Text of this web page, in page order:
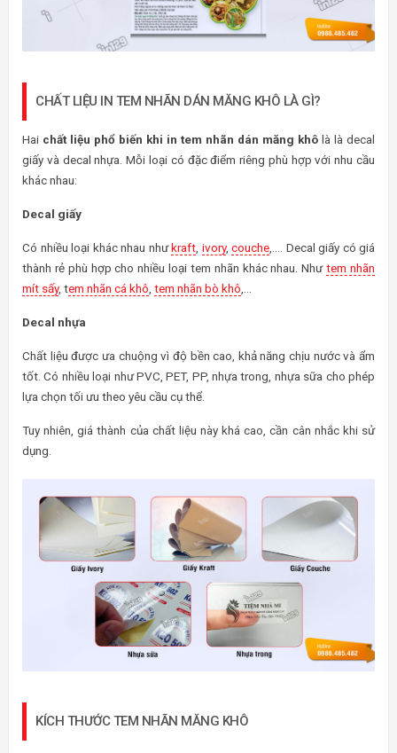
CHẤT LIỆU IN TEM NHÃN DÁN MĂNG KHÔ LÀ GÌ?
Hai chất liệu phổ biến khi in tem nhãn dán măng khô là là decal
giấy và decal nhựa. Mỗi loại có đặc điểm riêng phù hợp với nhu cầu
khác nhau:
Decal giấy
Có nhiều loại khác nhau nhưkraft ivory, couche ,…. Decal giấy có giá
thành rẻ phù hợp cho nhiều loại tem nhãn khác nhau. Nhưtem nhãn
mít sấy, tem nhãn cá khô tem nhãn bò khô
Decal nhựa
Chất liệu được ưa chuộng vì độ bền cao, khả năng chịu nước và ẩm
tốt. Có nhiều loại như PVC, PET, PP, nhựa trong, nhựa sữa cho phép
lựa chọn tối ưu theo yêu cầu cụ thể.
Tuy nhiên, giá thành của chất liệu này khá cao, cần cân nhắc khi sử
dụng.
KÍCH THƯỚC TEM NHÃN MĂNG KHÔ